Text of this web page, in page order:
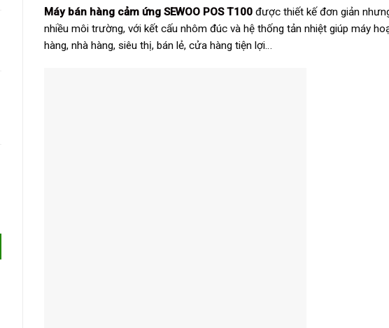
Máy bán hàng cảm ứng SEWOO POS T100 được thiết kế đơn giản
nhiều môi trường, với kết cấu nhôm đúc và hệ thống tản nhiệt giúp máy
hàng, nhà hàng, siêu thị, bán lẻ, cửa hàng tiện lợi…